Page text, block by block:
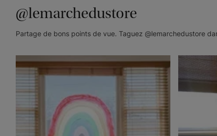
@lemarchedustore
Partage de bons points de vue. Taguez @lemarchedustore